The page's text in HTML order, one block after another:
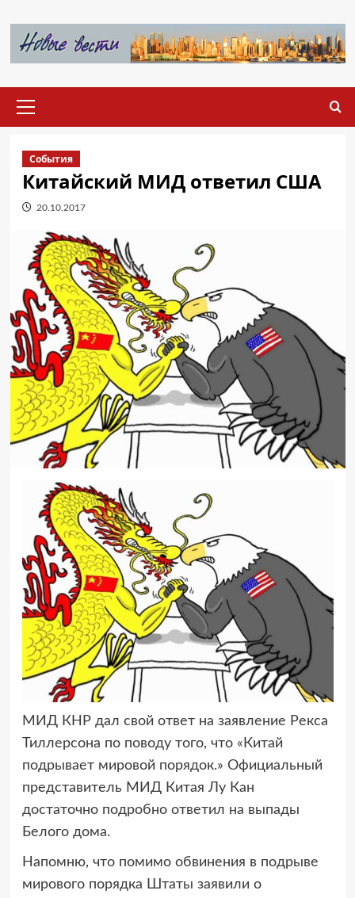
содержимому
меню
События
Китайский МИД ответил США
20.10.2017
МИД КНР дал свой ответ на заявление Рекса
Тиллерсона по поводу того, что «Китай
подрывает мировой порядок.» Официальный
представитель МИД Китая Лу Кан
достаточно подробно ответил на выпады
Белого дома.
Напомню, что помимо обвинения в подрыве
мирового порядка Штаты заявили о